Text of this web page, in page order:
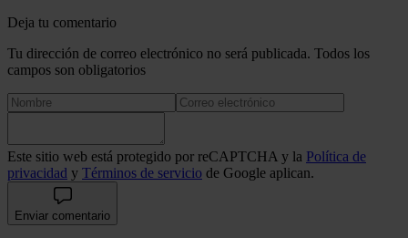
Deja tu comentario
Tu dirección de correo electrónico no será publicada. Todos los
campos son obligatorios
Este sitio web está protegido por reCAPTCHA y la Política de
privacidad y Términos de servicio de Google aplican.
Enviar comentario